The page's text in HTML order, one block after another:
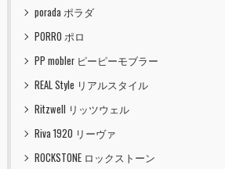
porada ポラダ
PORRO ポロ
PP mobler ピーピーモブラー
REAL Style リアルスタイル
Ritzwell リッツウェル
Riva 1920 リーヴァ
ROCKSTONE ロックストーン